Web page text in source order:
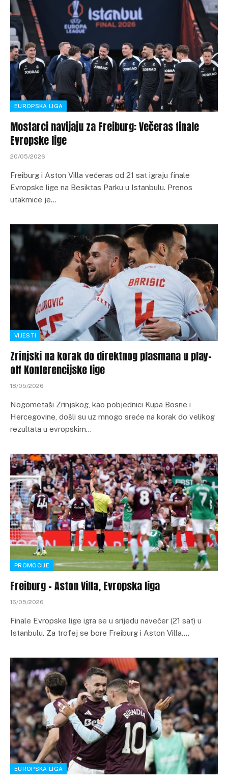
EUROPSKA LIGA
Mostarci navijaju za Freiburg: Večeras finale
Evropske lige
20/05/2026
Freiburg i Aston Villa večeras od 21 sat igraju finale
Evropske lige na Besiktas Parku u Istanbulu. Prenos
utakmice je…
VIJESTI
Zrinjski na korak do direktnog plasmana u play-
off Konferencijske lige
18/05/2026
Nogometaši Zrinjskog, kao pobjednici Kupa Bosne i
Hercegovine, došli su uz mnogo sreće na korak do velikog
rezultata u evropskim…
PROMOCIJE
Freiburg – Aston Villa, Evropska liga
16/05/2026
Finale Evropske lige igra se u srijedu navečer (21 sat) u
Istanbulu. Za trofej se bore Freiburg i Aston Villa.…
EUROPSKA LIGA